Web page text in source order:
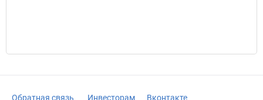
Обратная связь Инвесторам Вконтакте